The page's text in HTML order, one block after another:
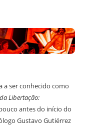
a ser conhecido como
Libertação:
antes do início do
Gustavo Gutiérrez